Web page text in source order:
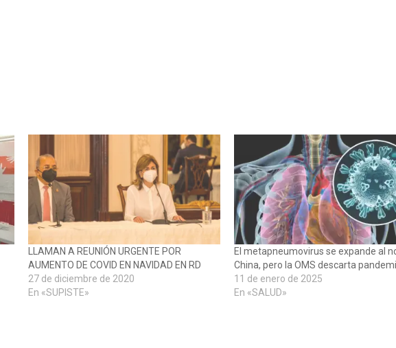
LLAMAN A REUNIÓN URGENTE POR
AUMENTO DE COVID EN NAVIDAD EN RD
27 de diciembre de 2020
En «SUPISTE»
El metapneumovirus se expande al
China, pero la OMS descarta
11 de enero de 2025
En «SALUD»